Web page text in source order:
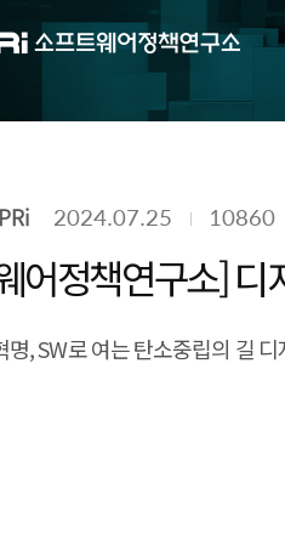
기간
2024.07.25 10860
어정책연구소] 디
명, SW로 여는 탄소중립의 길